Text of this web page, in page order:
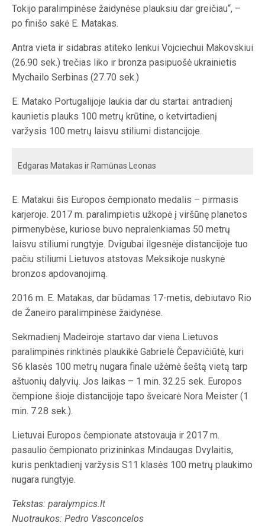
Tokijo paralimpinėse žaidynėse plauksiu dar greičiau“, –
po finišo sakė E. Matakas.
Antra vieta ir sidabras atiteko lenkui Vojciechui Makovskiui
(26.90 sek.) trečias liko ir bronza pasipuošė ukrainietis
Mychailo Serbinas (27.70 sek.)
E. Matako Portugalijoje laukia dar du startai: antradienį
kaunietis plauks 100 metrų krūtine, o ketvirtadienį
varžysis 100 metrų laisvu stiliumi distancijoje.
Edgaras Matakas ir Ramūnas Leonas
E. Matakui šis Europos čempionato medalis – pirmasis
karjeroje. 2017 m. paralimpietis užkopė į viršūnę planetos
pirmenybėse, kuriose buvo nepralenkiamas 50 metrų
laisvu stiliumi rungtyje. Dvigubai ilgesnėje distancijoje tuo
pačiu stiliumi Lietuvos atstovas Meksikoje nuskynė
bronzos apdovanojimą.
2016 m. E. Matakas, dar būdamas 17-metis, debiutavo Rio
de Žaneiro paralimpinėse žaidynėse.
Sekmadienį Madeiroje startavo dar viena Lietuvos
paralimpinės rinktinės plaukikė Gabrielė Čepavičiūtė, kuri
S6 klasės 100 metrų nugara finale užėmė šeštą vietą tarp
aštuonių dalyvių. Jos laikas – 1 min. 32.25 sek. Europos
čempione šioje distancijoje tapo šveicarė Nora Meister (1
min. 7.28 sek.).
Lietuvai Europos čempionate atstovauja ir 2017 m.
pasaulio čempionato prizininkas Mindaugas Dvylaitis,
kuris penktadienį varžysis S11 klasės 100 metrų plaukimo
nugara rungtyje.
Tekstas: paralympics.lt
Nuotraukos: Pedro Vasconcelos